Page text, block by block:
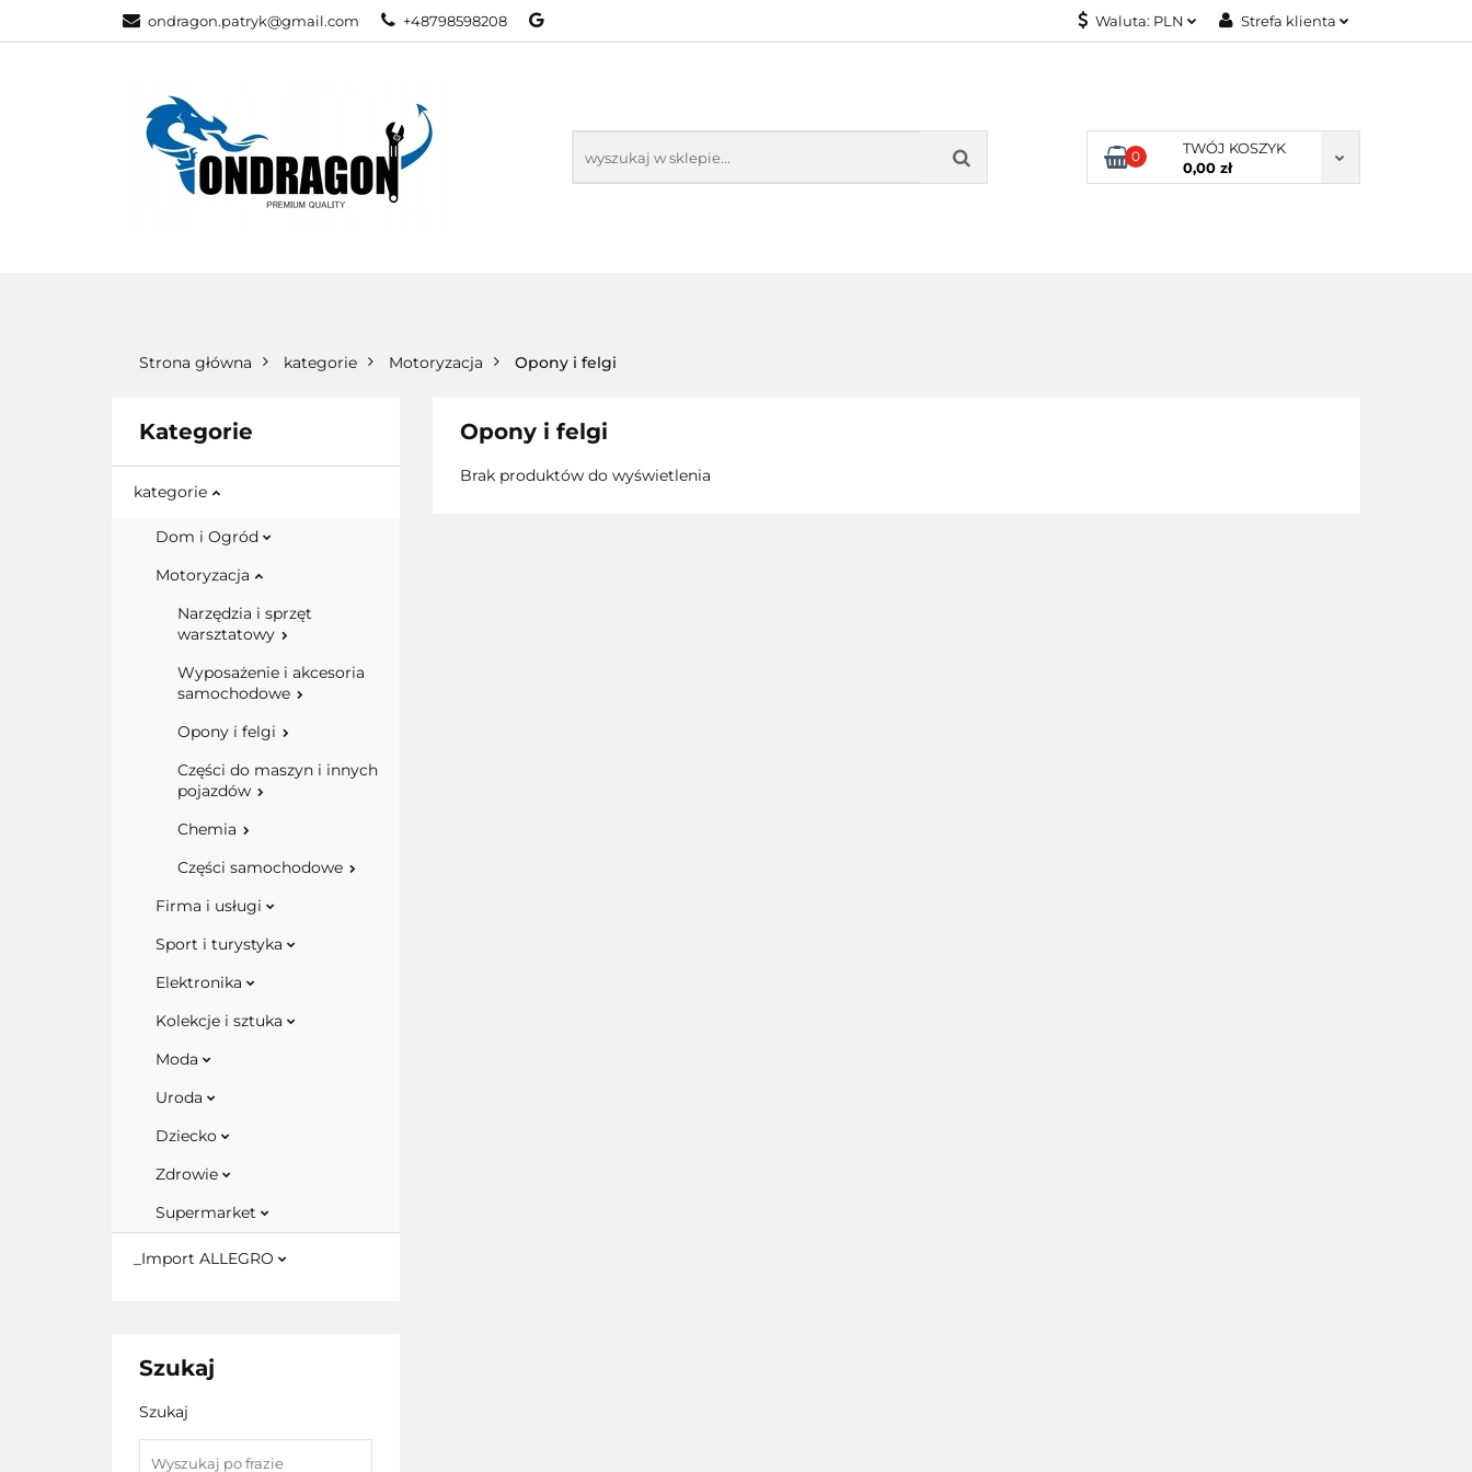
ondragon.patryk@gmail.com +48798598208 Waluta: PLN Strefa klienta
Dodaj zgłoszenie
Zgody cookies
0
TWÓJ KOSZYK
0,00 zł
KATEGORIE NOWOŚCI KONTAKT
Strona główna kategorie Motoryzacja Opony i felgi
Kategorie
kategorie
Dom i Ogród
Motoryzacja
Narzędzia i sprzęt
warsztatowy
Wyposażenie i akcesoria
samochodowe
Opony i felgi
Części do maszyn i innych
pojazdów
Chemia
Części samochodowe
Firma i usługi
Sport i turystyka
Elektronika
Kolekcje i sztuka
Moda
Uroda
Dziecko
Zdrowie
Supermarket
_Import ALLEGRO
Szukaj
Szukaj
Opony i felgi
Brak produktów do wyświetlenia